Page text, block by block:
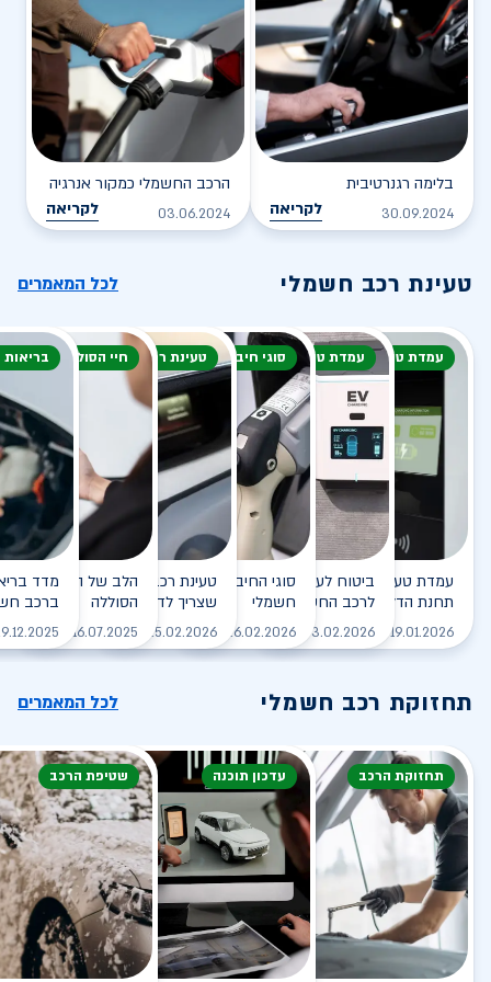
בלימה רגנרטיבית
30.09.2024 לקריאה
הרכב החשמלי כמקור אנרגיה
03.06.2024 לקריאה
טעינת רכב חשמלי לכל המאמרים
עמדת טעינה
עמדת טעינה - הסוף של
תחנת הדלק?
19.01.2026 לקריאה
עמדת טעינה
ביטוח לעמדת טעינה ביתית
לרכב החשמלי
03.02.2026 לקריאה
סוגי חיבור
סוגי החיבורים לטעינת רכב
חשמלי
26.02.2026 לקריאה
טעינת רכב חשמלי
טעינת רכב חשמלי - כל מה
שצריך לדעת
25.02.2026 לקריאה
חיי הסוללה
הלב של הרכב
הסוללה
16.07.2025
ברכב
תחזוקת רכב חשמלי לכל המאמרים
תחזוקת הרכב עדכון תוכנה שטיפת הרכב